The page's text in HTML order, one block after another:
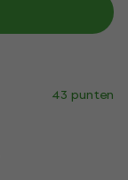
43 punten